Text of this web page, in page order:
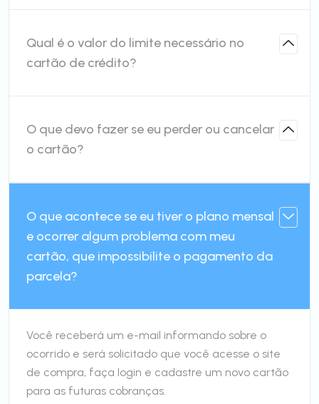
Qual é o valor do limite necessário no
cartão de crédito?
O que devo fazer se eu perder ou cancelar
o cartão?
O que acontece se eu tiver o plano mensal
e ocorrer algum problema com meu
cartão, que impossibilite o pagamento da
parcela?
Você receberá um e-mail informando sobre o
ocorrido e será solicitado que você acesse o site
de compra, faça login e cadastre um novo cartão
para as futuras cobranças.